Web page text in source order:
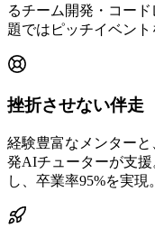
るチーム開発・コー
題ではピッチイベント
挫折させない伴走
経験豊富なメンター
発AIチューターが支
し、卒業率95%を実現。